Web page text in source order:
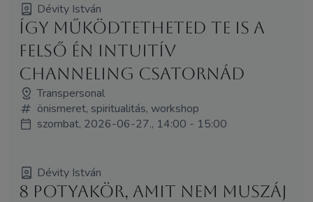
Dévity István
Így működtetheted Te is a
felső Én intuitív
channeling csatornád
Transpersonal
önismeret, spiritualitás, workshop
szombat, 2026-06-27., 14:00 - 15:00
Dévity István
8 potyakör, amit nem muszáj